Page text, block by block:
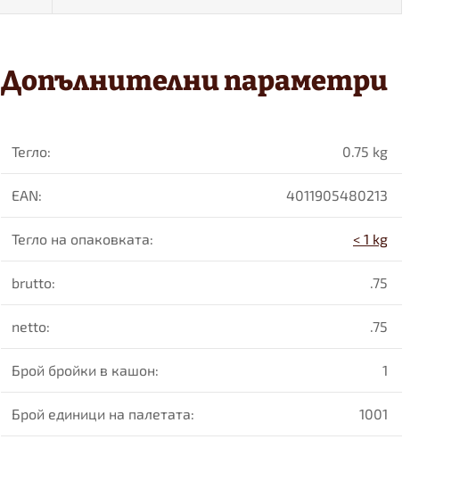
Допълнителни параметри
Тегло: 0.75 kg
EAN: 4011905480213
Тегло на опаковката: < 1 kg
brutto: .75
netto: .75
Брой бройки в кашон: 1
Брой единици на палетaта: 1001